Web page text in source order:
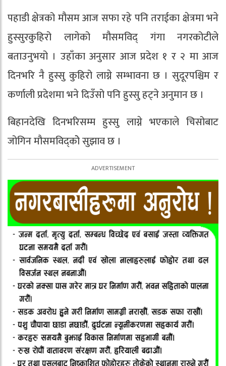
पहाडी क्षेत्रको मौसम आज सफा रहे पनि तराईका क्षेत्रमा भने
हुस्सुरकुहिरो लागेको मौसमविद् गंगा नगरकोटीले
बताउनुभयो । उहाँका अनुसार आज प्रदेश १ र २ मा आज
दिनभरि नै हुस्सु कुहिरो लाग्ने सम्भावना छ । सुदूरपश्चिम र
कर्णाली प्रदेशमा भने दिउँसो पनि हुस्सु हट्ने अनुमान छ ।
बिहानदेखि दिनभरिसम्म हुस्सु लाग्ने भएकाले चिसोबाट
जोगिन मौसमविद्कोे सुझाव छ ।